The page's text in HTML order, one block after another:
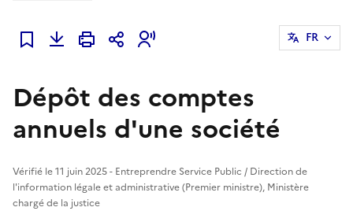
Ajouter à mes favoris
FR
Dépôt des comptes
annuels d'une société
Vérifié le 11 juin 2025 - Entreprendre Service Public / Direction de
l'information légale et administrative (Premier ministre), Ministère
chargé de la justice